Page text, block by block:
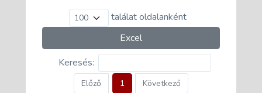
találat oldalanként
Excel
Keresés:
Előző 1 Következő